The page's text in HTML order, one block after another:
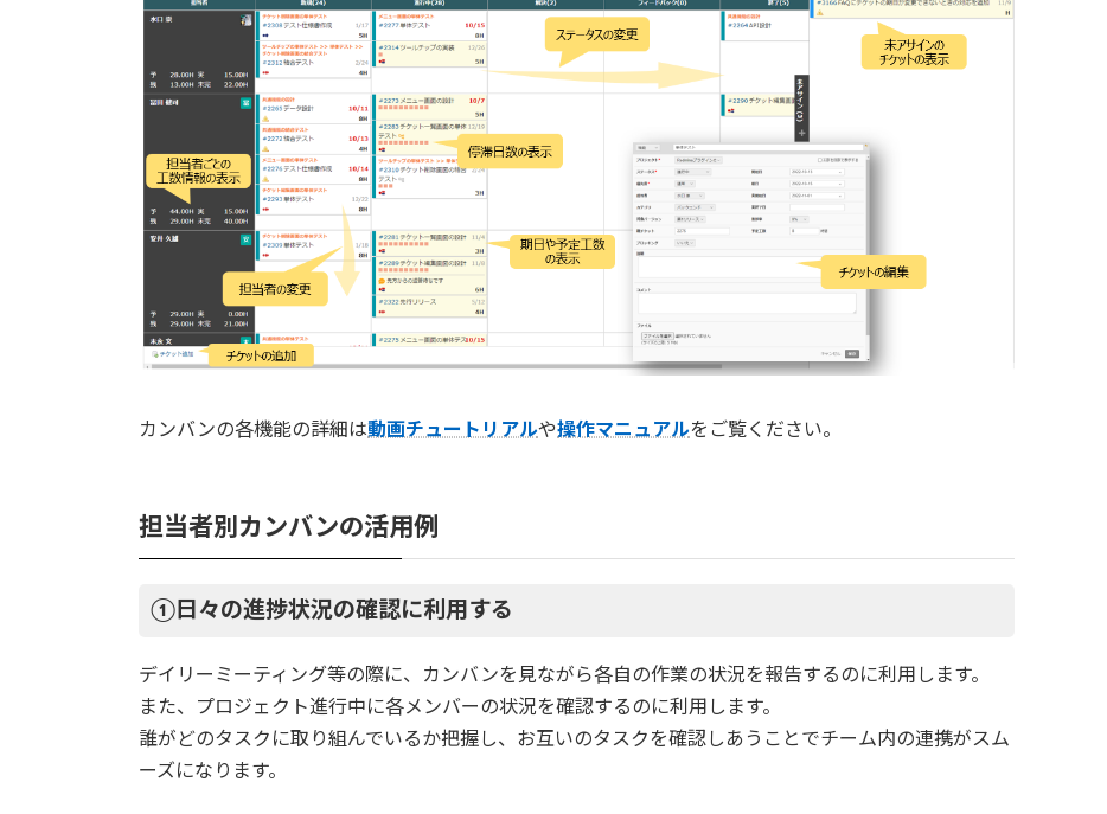
カンバンの各機能の詳細は動画チュートリアルや操作マニュアルをご覧ください。
担当者別カンバンの活用例
①日々の進捗状況の確認に利用する
デイリーミーティング等の際に、カンバンを見ながら各自の作業の状況を報告するのに利用します。
また、プロジェクト進行中に各メンバーの状況を確認するのに利用します。
誰がどのタスクに取り組んでいるか把握し、お互いのタスクを確認しあうことでチーム内の連携がスム
ーズになります。